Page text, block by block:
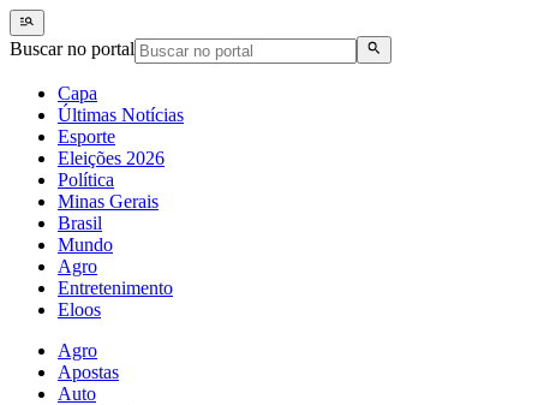
Buscar no portal
Capa
Últimas Notícias
Esporte
Eleições 2026
Política
Minas Gerais
Brasil
Mundo
Agro
Entretenimento
Eloos
Agro
Apostas
Auto